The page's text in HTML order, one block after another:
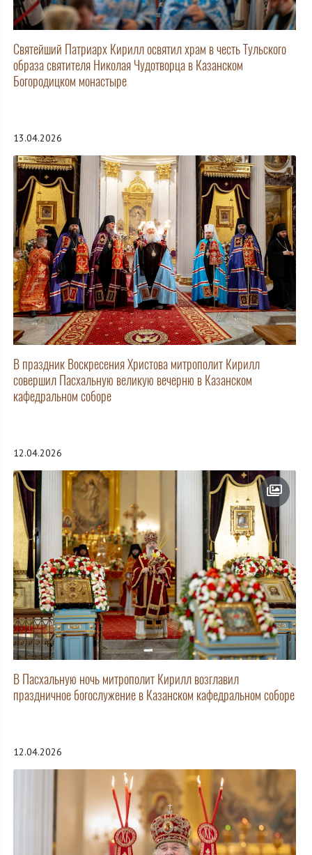
Святейший Патриарх Кирилл освятил храм в честь Тульского
образа святителя Николая Чудотворца в Казанском
Богородицком монастыре
13.04.2026
В праздник Воскресения Христова митрополит Кирилл
совершил Пасхальную великую вечерню в Казанском
кафедральном соборе
12.04.2026
В Пасхальную ночь митрополит Кирилл возглавил
праздничное богослужение в Казанском кафедральном соборе
12.04.2026